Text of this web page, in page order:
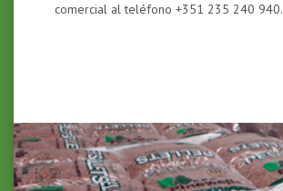
comercial al teléfono +351 235 240 940.